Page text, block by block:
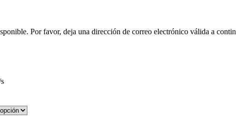
Por favor, deja una dirección de correo electrónico válida a